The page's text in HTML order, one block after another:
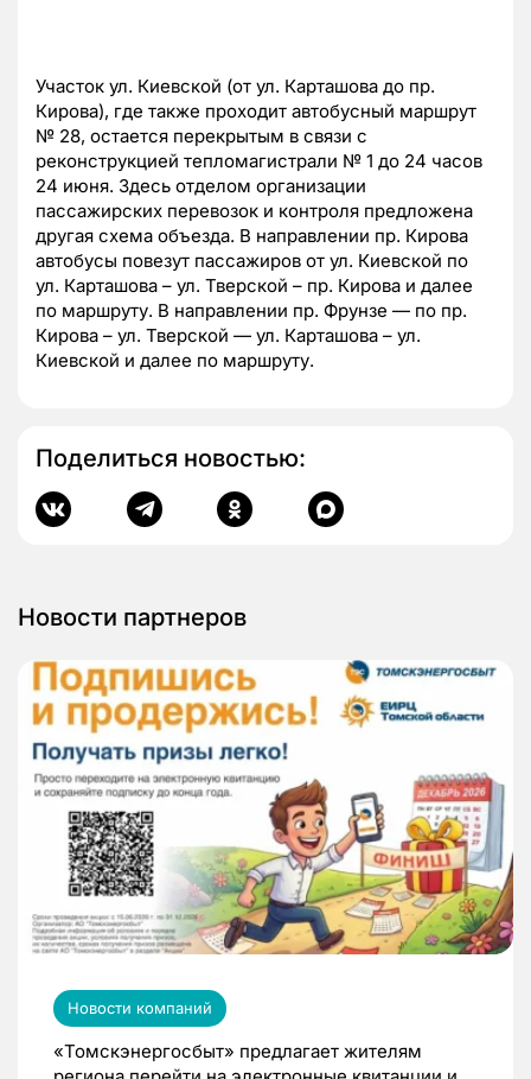
Участок ул. Киевской (от ул. Карташова до пр.
Кирова), где также проходит автобусный маршрут
№ 28, остается перекрытым в связи с
реконструкцией тепломагистрали № 1 до 24 часов
24 июня. Здесь отделом организации
пассажирских перевозок и контроля предложена
другая схема объезда. В направлении пр. Кирова
автобусы повезут пассажиров от ул. Киевской по
ул. Карташова – ул. Тверской – пр. Кирова и далее
по маршруту. В направлении пр. Фрунзе — по пр.
Кирова – ул. Тверской — ул. Карташова – ул.
Киевской и далее по маршруту.
Поделиться новостью:
Новости партнеров
Новости компаний
«Томскэнергосбыт» предлагает жителям